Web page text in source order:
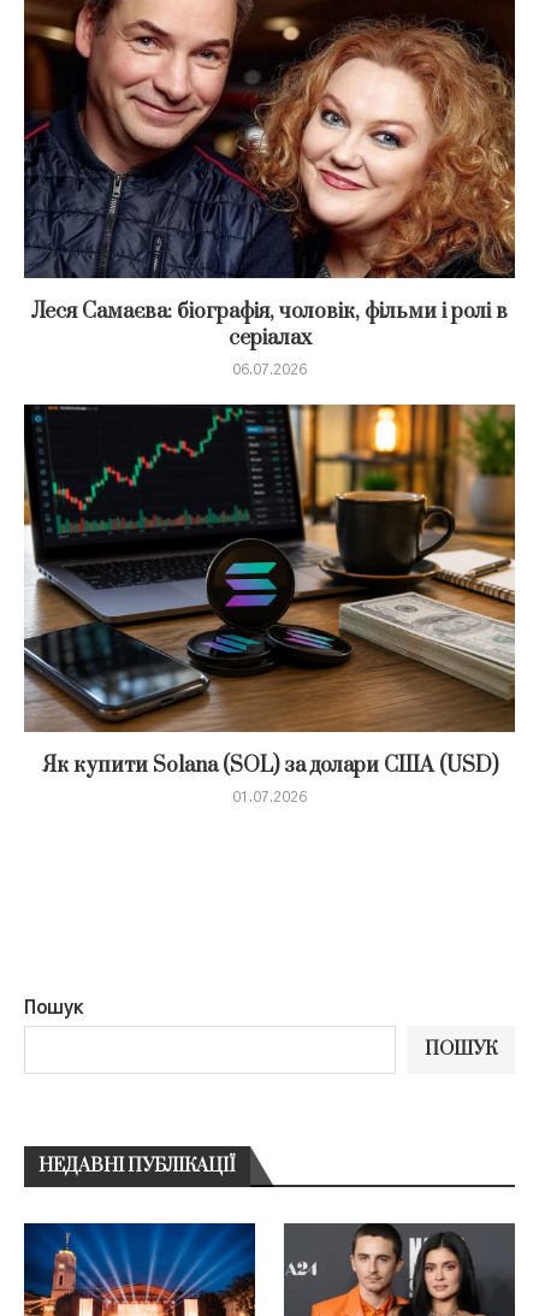
Леся Самаєва: біографія, чоловік, фільми і ролі в
серіалах
06.07.2026
Як купити Solana (SOL) за долари США (USD)
01.07.2026
Пошук
ПОШУК
НЕДАВНІ ПУБЛІКАЦІЇ